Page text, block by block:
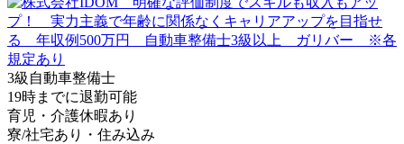
3級自動車整備士
19時までに退勤可能
育児・介護休暇あり
寮/社宅あり・住み込み